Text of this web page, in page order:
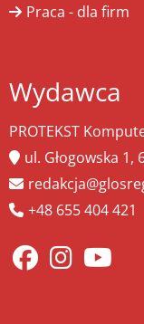
Praca - dla firm
Wydawca
PROTEKST
ul. Głogowska 1,
+48 655 404 421